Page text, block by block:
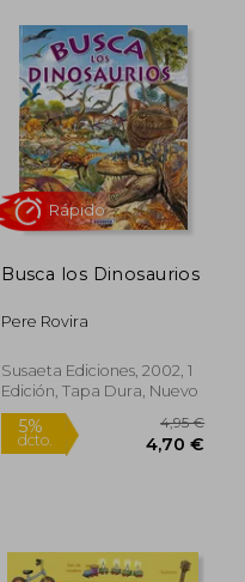
dcto.
Rápido
Busca los Dinosaurios
Pere Rovira
Susaeta Ediciones, 2002, 1
Edición, Tapa Dura, Nuevo